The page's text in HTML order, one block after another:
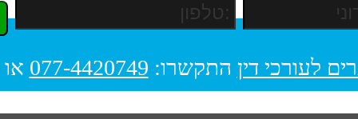
לעורכי דין התקשרו: 077-4420749 או